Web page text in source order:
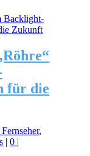
für die
,
|0 |